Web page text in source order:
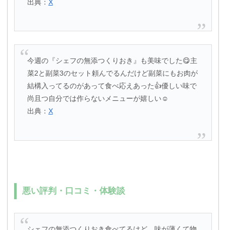
出典： X
今週の『シェフの無添つくりおき』も美味でした😋主
菜2と副菜3のセット頼んでるんだけど副菜にもお肉が
結構入ってるのがあって食べ応えあった👍優しい味で
尚且つ自分では作らないメニューが嬉しい☺️
出典： X
悪い評判・口コミ・体験談